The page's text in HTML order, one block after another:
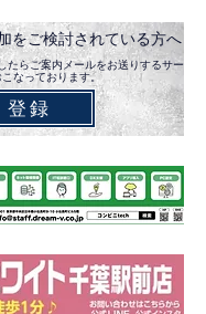
をご検討されている方へ
たらご案内メールをお送りするサー
なっております。
登録